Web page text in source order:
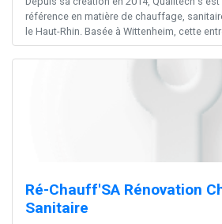
référence en matière de chauffage,
le Haut-Rhin. Basée à Wittenheim, cette
Ré-Chauff'SA Rénovation
Sanitaire